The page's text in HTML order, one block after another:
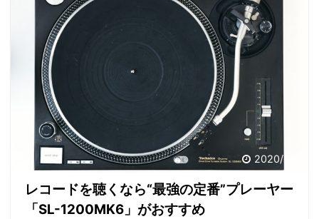
2020/6/8
レコードを聴くなら“最強の定番”プレーヤー
「SL-1200MK6」がおすすめ